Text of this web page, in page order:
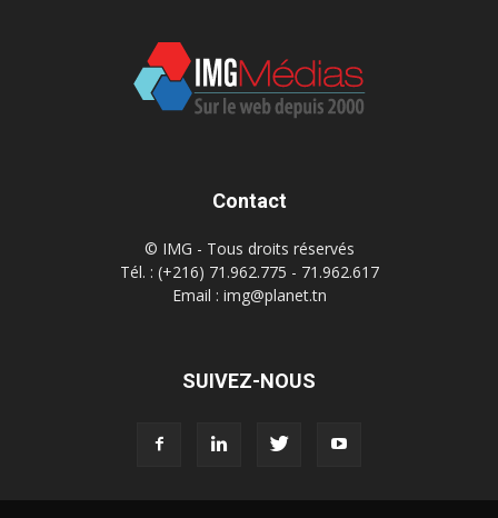
Contact
© IMG - Tous droits réservés
Tél. : (+216) 71.962.775 - 71.962.617
Email : img@planet.tn
SUIVEZ-NOUS